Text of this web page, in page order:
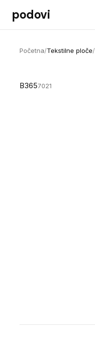
Preskoči na sadržaj
podovi
Početna/Tekstilne ploče/
B3657021